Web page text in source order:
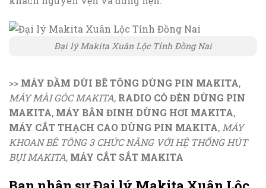
Đại lý Makita Xuân Lộc Tỉnh Đồng Nai
>> MÁY ĐẦM DÙI BÊ TÔNG DÙNG PIN MAKITA,
MÁY MÀI GÓC MAKITA, RADIO CÓ ĐÈN DÙNG PIN
MAKITA, MÁY BẮN ĐINH DÙNG HƠI MAKITA,
MÁY CẮT THẠCH CAO DÙNG PIN MAKITA, MÁY
KHOAN BÊ TÔNG 3 CHỨC NĂNG VỚI HỆ THỐNG HÚT
BỤI MAKITA, MÁY CẮT SẮT MAKITA